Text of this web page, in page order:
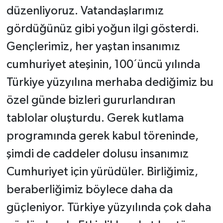
düzenliyoruz. Vatandaşlarımız
gördüğünüz gibi yoğun ilgi gösterdi.
Gençlerimiz, her yaştan insanımız
cumhuriyet ateşinin, 100´üncü yılında
Türkiye yüzyılına merhaba dediğimiz bu
özel günde bizleri gururlandıran
tablolar oluşturdu. Gerek kutlama
programında gerek kabul töreninde,
şimdi de caddeler dolusu insanımız
Cumhuriyet için yürüdüler. Birliğimiz,
beraberliğimiz böylece daha da
güçleniyor. Türkiye yüzyılında çok daha